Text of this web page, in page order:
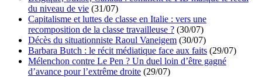
du niveau de vie (31/07)
Capitalisme et luttes de classe en Italie : vers une
recomposition de la classe travailleuse ? (30/07)
Décès du situationniste Raoul Vaneigem (30/07)
Barbara Butch : le récit médiatique face aux faits (29/07)
Mélenchon contre Le Pen ? Un duel loin d’être gagné
d’avance pour l’extrême droite (29/07)